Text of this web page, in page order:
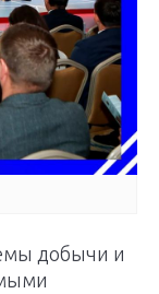
добычи и